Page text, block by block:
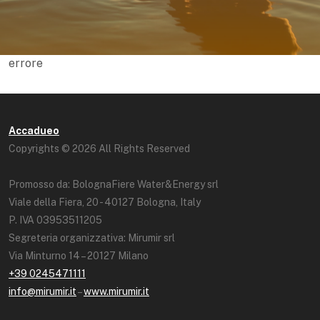
errore
Accadueo
Copyrights © 2026 All Rights Reserved
Promosso da: BolognaFiere Water&Energy srl
Viale della Fiera, 20 - 40127 Bologna, Italy
P. IVA 03953511205
Segreteria organizzativa: Mirumir srl
Via Minturno 14 – 20127 Milano
+39 0245471111
info@mirumir.it–www.mirumir.it